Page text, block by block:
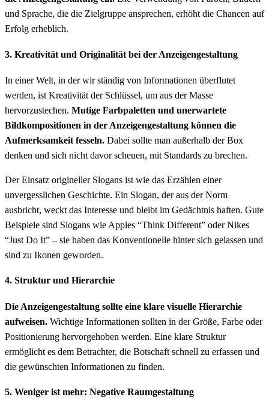
und Sprache, die die Zielgruppe ansprechen, erhöht die Chancen auf
Erfolg erheblich.
3. Kreativität und Originalität bei der Anzeigengestaltung
In einer Welt, in der wir ständig von Informationen überflutet
werden, ist Kreativität der Schlüssel, um aus der Masse
hervorzustechen. Mutige Farbpaletten und unerwartete
Bildkompositionen in der Anzeigengestaltung können die
Aufmerksamkeit fesseln. Dabei sollte man außerhalb der Box
denken und sich nicht davor scheuen, mit Standards zu brechen.
Der Einsatz origineller Slogans ist wie das Erzählen einer
unvergesslichen Geschichte. Ein Slogan, der aus der Norm
ausbricht, weckt das Interesse und bleibt im Gedächtnis haften. Gute
Beispiele sind Slogans wie Apples “Think Different” oder Nikes
“Just Do It” – sie haben das Konventionelle hinter sich gelassen und
sind zu Ikonen geworden.
4. Struktur und Hierarchie
Die Anzeigengestaltung sollte eine klare visuelle Hierarchie
aufweisen. Wichtige Informationen sollten in der Größe, Farbe oder
Positionierung hervorgehoben werden. Eine klare Struktur
ermöglicht es dem Betrachter, die Botschaft schnell zu erfassen und
die gewünschten Informationen zu finden.
5. Weniger ist mehr: Negative Raumgestaltung